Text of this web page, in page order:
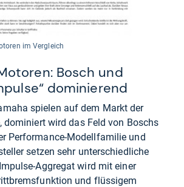
im Vergleich
Bosch und
dominierend
spielen auf dem Markt der
dominiert wird das Feld von Boschs
Performance-Modellfamilie und
setzen sehr unterschiedliche
Aggregat wird mit einer
und flüssigem